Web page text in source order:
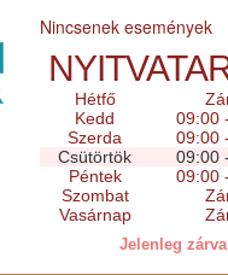
Nincsenek események
Hétfő
Kedd
09:00
Szerda
09:00
Csütörtök
09:00
Péntek
09:00
Szombat
Vasárnap
Jelenleg zárva